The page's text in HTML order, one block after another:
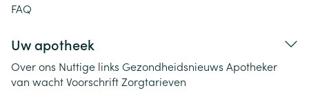
FAQ
Uw apotheek
Over ons Nuttige links Gezondheidsnieuws Apotheker
van wachtVoorschriftZorgtarieven